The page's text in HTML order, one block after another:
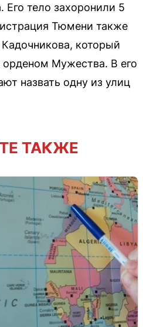
Его тело захоронили 5
Тюмени также
который
орденом Мужества. В его
назвать одну из улиц
ТАКЖЕ